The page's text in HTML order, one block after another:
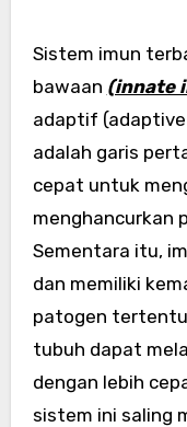
Sistem imun
bawaan (innate
adaptif
adalah garis
cepat untuk
menghancurkan
Sementara itu,
dan memiliki
patogen
tubuh dapat
dengan lebih
sistem ini saling